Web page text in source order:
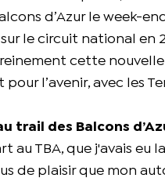
d’Azur le week-
le circuit national en
cette
l’avenir, avec les
trail des Balcons
au TBA, que j'avais eu
de plaisir que mon